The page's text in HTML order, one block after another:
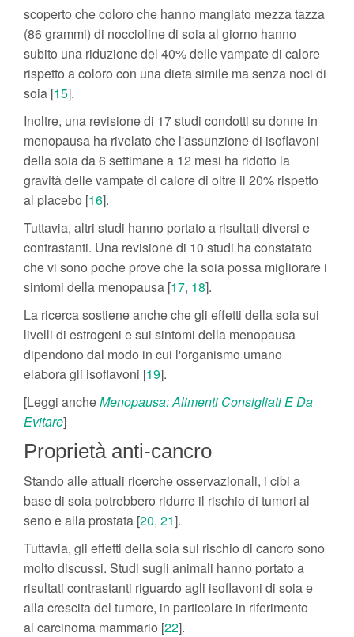
scoperto che coloro che hanno mangiato mezza tazza
(86 grammi) di noccioline di soia al giorno hanno
subito una riduzione del 40% delle vampate di calore
rispetto a coloro con una dieta simile ma senza noci di
soia [15].
Inoltre, una revisione di 17 studi condotti su donne in
menopausa ha rivelato che l'assunzione di isoflavoni
della soia da 6 settimane a 12 mesi ha ridotto la
gravità delle vampate di calore di oltre il 20% rispetto
al placebo [16].
Tuttavia, altri studi hanno portato a risultati diversi e
contrastanti. Una revisione di 10 studi ha constatato
che vi sono poche prove che la soia possa migliorare i
sintomi della menopausa [17, 18].
La ricerca sostiene anche che gli effetti della soia sui
livelli di estrogeni e sui sintomi della menopausa
dipendono dal modo in cui l'organismo umano
elabora gli isoflavoni [19].
[Leggi ancheMenopausa: Alimenti Consigliati E Da
Evitare]
Proprietà anti-cancro
Stando alle attuali ricerche osservazionali, i cibi a
base di soia potrebbero ridurre il rischio di tumori al
seno e alla prostata [20, 21].
Tuttavia, gli effetti della soia sul rischio di cancro sono
molto discussi. Studi sugli animali hanno portato a
risultati contrastanti riguardo agli isoflavoni di soia e
alla crescita del tumore, in particolare in riferimento
al carcinoma mammario [22].